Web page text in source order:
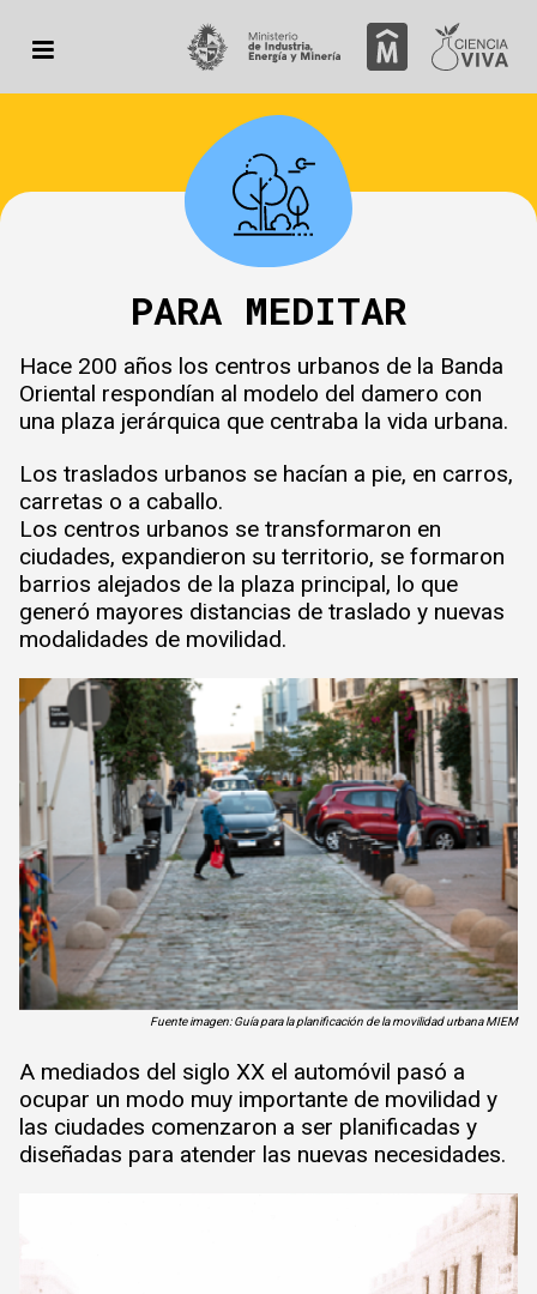
PARA MEDITAR
Hace 200 años los centros urbanos de la Banda
Oriental respondían al modelo del damero con
una plaza jerárquica que centraba la vida urbana.
Los traslados urbanos se hacían a pie, en carros,
carretas o a caballo.
Los centros urbanos se transformaron en
ciudades, expandieron su territorio, se formaron
barrios alejados de la plaza principal, lo que
generó mayores distancias de traslado y nuevas
modalidades de movilidad.
Fuente imagen: Guía para la planificación de la movilidad urbana MIEM
A mediados del siglo XX el automóvil pasó a
ocupar un modo muy importante de movilidad y
las ciudades comenzaron a ser planificadas y
diseñadas para atender las nuevas necesidades.